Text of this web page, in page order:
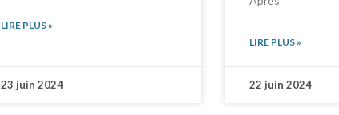
LIRE PLUS »
23 juin 2024
LIRE PLUS »
22 juin 2024